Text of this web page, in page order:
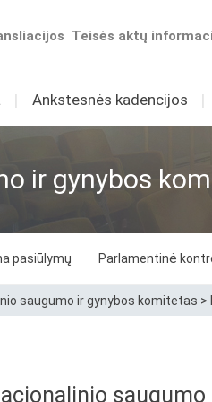
Teisės aktų
I Ankstesnės kadencijos I
ir gynybos
pasiūlymų Parlamentinė
saugumo ir gynybos komitetas >